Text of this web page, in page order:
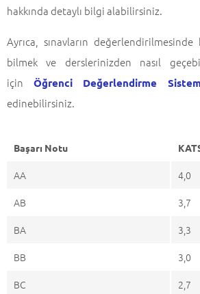
hakkında detaylı bilgi alabilirsiniz.
Ayrıca, sınavların
bilmek ve derslerinizden nasıl
için Öğrenci Değerlendirme
edinebilirsiniz.
Başarı Notu
AA
4,0
AB
3,7
BA
3,3
BB
3,0
BC
2,7